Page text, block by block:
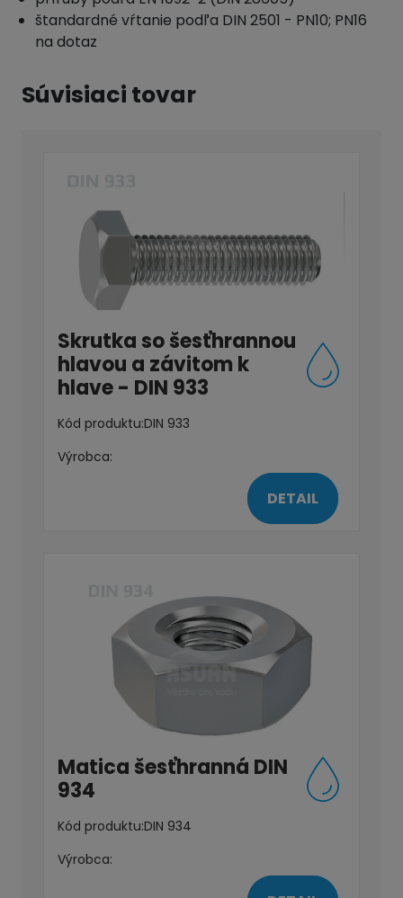
štandardné vŕtanie podľa DIN 2501 - PN10; PN16
na dotaz
Súvisiaci tovar
Skrutka so šesťhrannou
hlavou a závitom k
hlave - DIN 933
Kód produktu:DIN 933
Výrobca:
DETAIL
Matica šesťhranná DIN
934
Kód produktu:DIN 934
Výrobca: